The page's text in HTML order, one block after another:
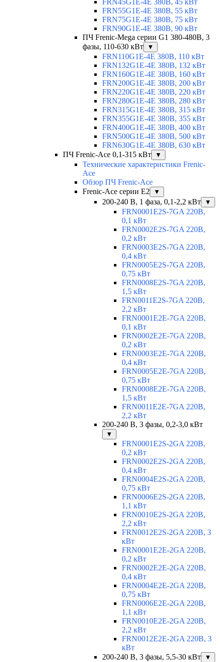
FRN45G1E-4E 380В, 45 кВт
FRN55G1E-4E 380В, 55 кВт
FRN75G1E-4E 380В, 75 кВт
FRN90G1E-4E 380В, 90 кВт
ПЧ Frenic-Mega серии G1 380-480В, 3
фазы, 110-630 кВт
▼
FRN110G1E-4E 380В, 110 кВт
FRN132G1E-4E 380В, 132 кВт
FRN160G1E-4E 380В, 160 кВт
FRN200G1E-4E 380В, 200 кВт
FRN220G1E-4E 380В, 220 кВт
FRN280G1E-4E 380В, 280 кВт
FRN315G1E-4E 380В, 315 кВт
FRN355G1E-4E 380В, 355 кВт
FRN400G1E-4E 380В, 400 кВт
FRN500G1E-4E 380В, 500 кВт
FRN630G1E-4E 380В, 630 кВт
ПЧ Frenic-Ace 0,1-315 кВт
▼
Технические характеристики Frenic-
Ace
Обзор ПЧ Frenic-Ace
Frenic-Ace серии E2
▼
200-240 В, 1 фаза, 0,1-2,2 кВт ▼
FRN0001E2S-7GA 220В,
0,1 кВт
FRN0002E2S-7GA 220В,
0,2 кВт
FRN0003E2S-7GA 220В,
0,4 кВт
FRN0005E2S-7GA 220В,
0,75 кВт
FRN0008E2S-7GA 220В,
1,5 кВт
FRN0011E2S-7GA 220В,
2,2 кВт
FRN0001E2E-7GA 220В,
0,1 кВт
FRN0002E2E-7GA 220В,
0,2 кВт
FRN0003E2E-7GA 220В,
0,4 кВт
FRN0005E2E-7GA 220В,
0,75 кВт
FRN0008E2E-7GA 220В,
1,5 кВт
FRN0011E2E-7GA 220В,
2,2 кВт
200-240 В, 3 фазы, 0,2-3,0 кВт
▼
FRN0001E2S-2GA 220В,
0,2 кВт
FRN0002E2S-2GA 220В,
0,4 кВт
FRN0004E2S-2GA 220В,
0,75 кВт
FRN0006E2S-2GA 220В,
1,1 кВт
FRN0010E2S-2GA 220В,
2,2 кВт
FRN0012E2S-2GA 220В, 3
кВт
FRN0001E2E-2GA 220В,
0,2 кВт
FRN0002E2E-2GA 220В,
0,4 кВт
FRN0004E2E-2GA 220В,
0,75 кВт
FRN0006E2E-2GA 220В,
1,1 кВт
FRN0010E2E-2GA 220В,
2,2 кВт
FRN0012E2E-2GA 220В, 3
кВт
200-240 В, 3 фазы, 5,5-30 кВт
▼